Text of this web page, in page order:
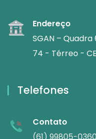
Endereço
SGAN – Quadra
74 - Térreo -
Telefones
Contato